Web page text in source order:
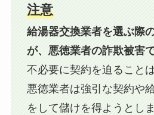
注意
給湯器交換業者を選ぶ際
が、悪徳業者の詐欺被害で
不必要に契約を迫ること
悪徳業者は強引な契約や
をして儲けを得ようとしま